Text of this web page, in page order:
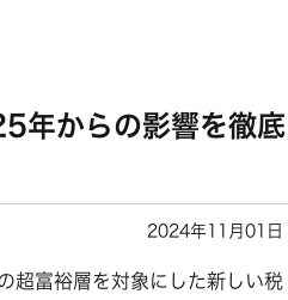
年からの影響を徹底
2024年11月01日
超富裕層を対象にした新しい税